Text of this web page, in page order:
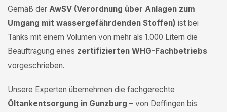
Gemäß der AwSV (Verordnung über Anlagen zum
Umgang mit wassergefährdenden Stoffen) ist bei
Tanks mit einem Volumen von mehr als 1.000 Litern die
Beauftragung eines zertifizierten WHG-Fachbetriebs
vorgeschrieben.
Unsere Experten übernehmen die fachgerechte
Öltankentsorgung in Gunzburg – von Deffingen bis